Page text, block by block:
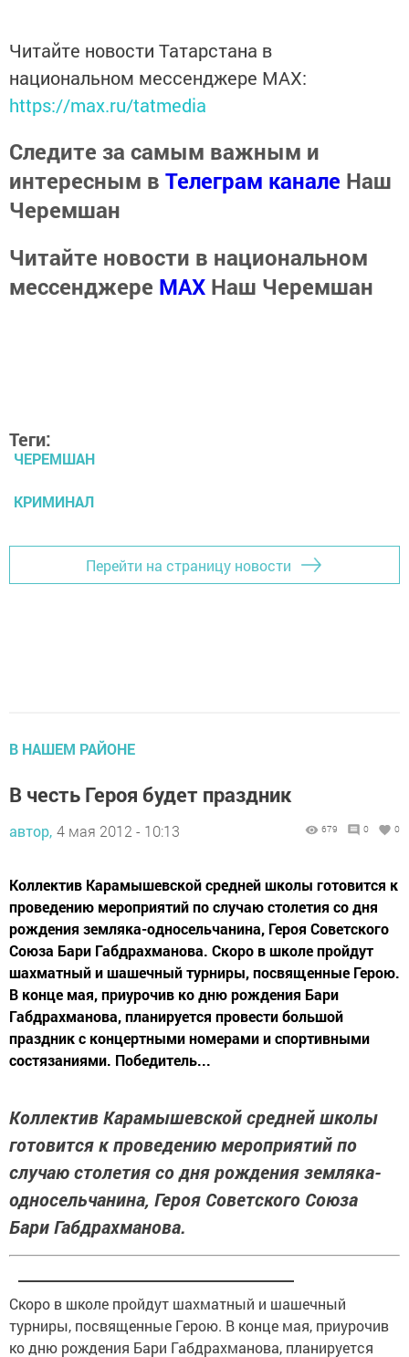
Читайте новости Татарстана в
национальном мессенджере MАХ:
https://max.ru/tatmedia
Следите за самым важным и
интересным в Телеграм канале Наш
Черемшан
Читайте новости в национальном
мессенджере MАХ Наш Черемшан
Теги:
ЧЕРЕМШАН
КРИМИНАЛ
Перейти на страницу новости
В НАШЕМ РАЙОНЕ
В честь Героя будет праздник
автор, 4 мая 2012 - 10:13 679 0 0
Коллектив Карамышевской средней школы готовится к
проведению мероприятий по случаю столетия со дня
рождения земляка-односельчанина, Героя Советского
Союза Бари Габдрахманова. Скоро в школе пройдут
шахматный и шашечный турниры, посвященные Герою.
В конце мая, приурочив ко дню рождения Бари
Габдрахманова, планируется провести большой
праздник с концертными номерами и спортивными
состязаниями. Победитель...
Коллектив Карамышевской средней школы
готовится к проведению мероприятий по
случаю столетия со дня рождения земляка-
односельчанина, Героя Советского Союза
Бари Габдрахманова.
Скоро в школе пройдут шахматный и шашечный
турниры, посвященные Герою. В конце мая, приурочив
ко дню рождения Бари Габдрахманова, планируется